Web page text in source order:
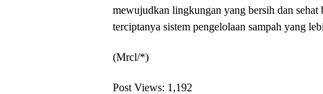
mewujudkan lingkungan yang bersih dan sehat
terciptanya sistem pengelolaan sampah yang
(Mrcl/*)
Post Views: 1,192